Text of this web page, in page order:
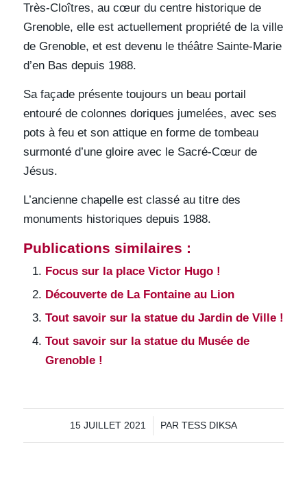
Très-Cloîtres, au cœur du centre historique de
Grenoble, elle est actuellement propriété de la ville
de Grenoble, et est devenu le théâtre Sainte-Marie
d’en Bas depuis 1988.
Sa façade présente toujours un beau portail
entouré de colonnes doriques jumelées, avec ses
pots à feu et son attique en forme de tombeau
surmonté d’une gloire avec le Sacré-Cœur de
Jésus.
L’ancienne chapelle est classé au titre des
monuments historiques depuis 1988.
Publications similaires :
Focus sur la place Victor Hugo !
Découverte de La Fontaine au Lion
Tout savoir sur la statue du Jardin de Ville !
Tout savoir sur la statue du Musée de
Grenoble !
15 JUILLET 2021
/ PAR TESS DIKSA